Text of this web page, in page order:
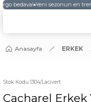
bedava! Yeni sezonun en
Anasayfa ERKEK
Stok Kodu:1304/Lacivert
Cacharel Erkek